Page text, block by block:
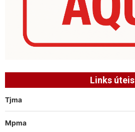
Links úteis
Tjma
Mpma